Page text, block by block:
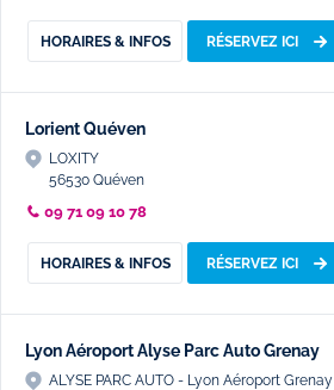
HORAIRES & INFOS RÉSERVEZ ICI
Lorient Quéven
LOXITY
56530 Quéven
09 71 09 10 78
HORAIRES & INFOS RÉSERVEZ ICI
Lyon Aéroport Alyse Parc Auto Grenay
ALYSE PARC AUTO - Lyon Aéroport Grenay